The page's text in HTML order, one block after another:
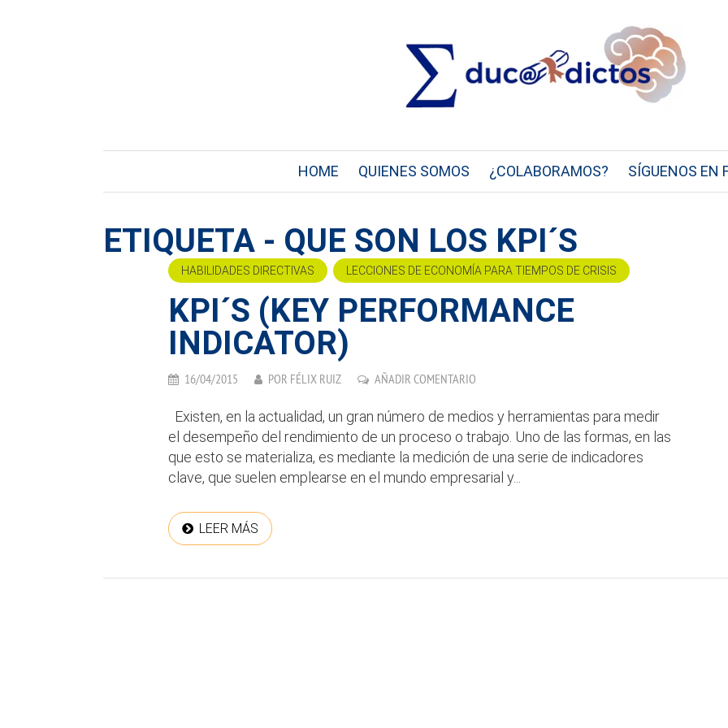
HOME QUIENES SOMOS ¿COLABORAMOS? SÍGUENOS EN
ETIQUETA - QUE SON LOS KPI´S
HABILIDADES DIRECTIVAS LECCIONES DE ECONOMÍA PARA TIEMPOS DE CRISIS
KPI´S (KEY PERFORMANCE
INDICATOR)
16/04/2015 POR FÉLIX RUIZ AÑADIR COMENTARIO
Existen, en la actualidad, un gran número de medios y herramientas para medir
el desempeño del rendimiento de un proceso o trabajo. Uno de las formas, en las
que esto se materializa, es mediante la medición de una serie de indicadores
clave, que suelen emplearse en el mundo empresarial y...
LEER MÁS